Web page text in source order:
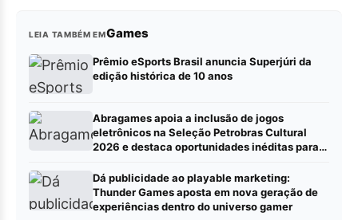
LEIA TAMBÉM EMGames
Prêmio eSports Brasil anuncia Superjúri da
edição histórica de 10 anos
Abragames apoia a inclusão de jogos
eletrônicos na Seleção Petrobras Cultural
2026 e destaca oportunidades inéditas para
Dá publicidade ao playable marketing:
Thunder Games aposta em nova geração de
experiências dentro do universo gamer